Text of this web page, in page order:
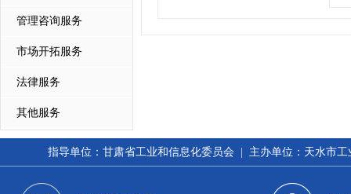
管理咨询服务
市场开拓服务
法律服务
其他服务
指导单位：甘肃省工业和信息化委员会 | 主办单位：天水市